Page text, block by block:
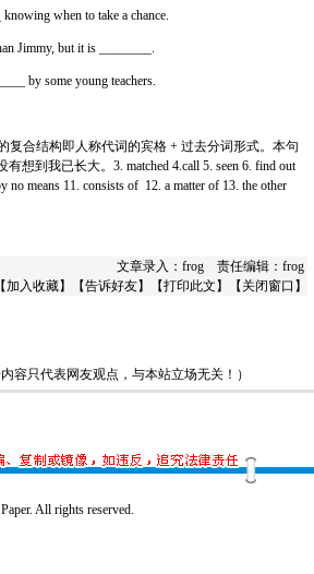
when to take a chance.
Jimmy, but it is ________.
by some young teachers.
复合结构即人称代词的宾格 + 过去分词形式。本句
想到我已长大。3. matched 4.call 5. seen 6. find out
no means 11. consists of 12. a matter of 13. the other
文章录入：frog 责任编辑：frog
加入收藏】【告诉好友】【打印此文 】【 关闭窗口 】
容只代表网友观点，与本站立场无关！）
All rights reserved.